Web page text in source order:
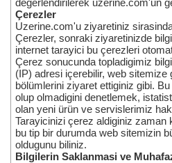
degerlendirilerek uzerine.com'un
Çerezler
Uzerine.com'u ziyaretiniz
Çerezler, sonraki ziyaretinizde
internet tarayici bu çerezleri
Çerez sonucunda topladigimiz
(IP) adresi içerebilir, web
bölümlerini ziyaret ettiginiz gibi.
olup olmadigini denetlemek,
olan yeni ürün ve servislerimiz
Tarayicinizi çerez aldiginiz
bu tip bir durumda web sitemizin
oldugunu biliniz.
Bilgilerin Saklanmasi ve